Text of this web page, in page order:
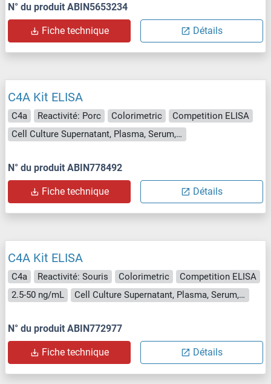
N° du produit ABIN5653234
Fiche technique Détails
C4A Kit ELISA
C4a Reactivité: Porc Colorimetric
Competition ELISA
Cell Culture Supernatant, Plasma, Serum, Tissue Homogenate
N° du produit ABIN778492
Fiche technique Détails
C4A Kit ELISA
C4a Reactivité: Souris Colorimetric
Competition ELISA
2.5-50 ng/mL
Cell Culture Supernatant, Plasma, Serum, Tissue Homogenate
N° du produit ABIN772977
Fiche technique Détails